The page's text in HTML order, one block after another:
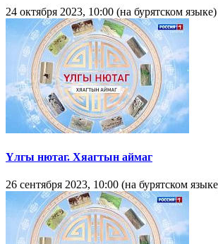
24 октября 2023, 10:00 (на бурятском языке)
Yлгы нютаг. Хяагтын аймаг
26 сентября 2023, 10:00 (на бурятском